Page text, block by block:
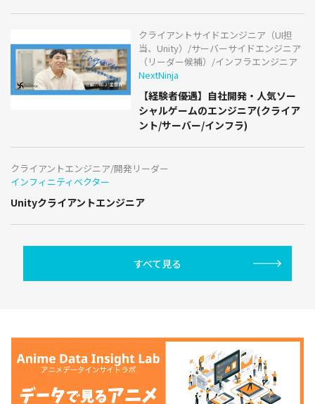
クライアントサイドエンジニア（UI担
当、Unity）/サーバーサイドエンジニア
（リーダー候補）/インフラエンジニア
NextNinja
【経験者優遇】自社開発・人気ソー
シャルゲームのエンジニア(クライア
ント/サーバー/インフラ)
クライアントエンジニア/開発リーダー
インフィニティベクター
Unityクライアントエンジニア
すべて見る